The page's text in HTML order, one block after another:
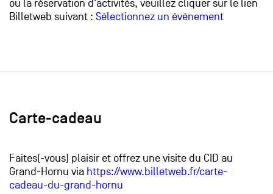
ou la réservation d'activités, veuillez cliquer sur le lien
Billetweb suivant : Sélectionnez un événement
Carte-cadeau
Faites(-vous) plaisir et offrez une visite du CID au
Grand-Hornu via https://www.billetweb.fr/carte-
cadeau-du-grand-hornu